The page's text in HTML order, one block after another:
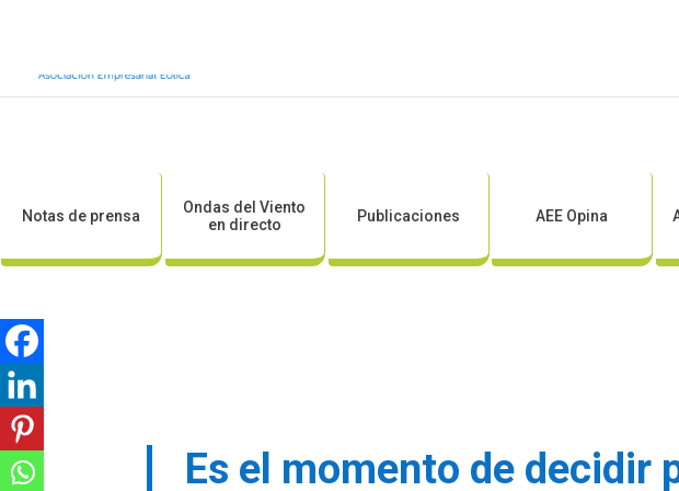
Notas de prensa
Ondas del Viento
en directo
Publicaciones AEE Opina
Es el momento de decidir